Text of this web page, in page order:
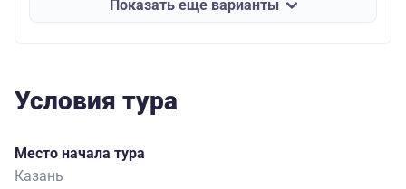
Показать еще варианты
Условия тура
Место начала тура
Казань